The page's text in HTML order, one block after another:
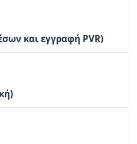
και εγγραφή PVR)